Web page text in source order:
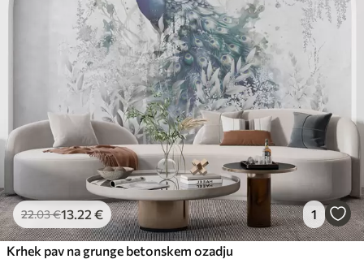
Premium vinil
39 .00€/m²
Peel and Stick
.6749.00 €
22.03€13 .22 € 1
Krhek pav na grunge betonskem ozadju